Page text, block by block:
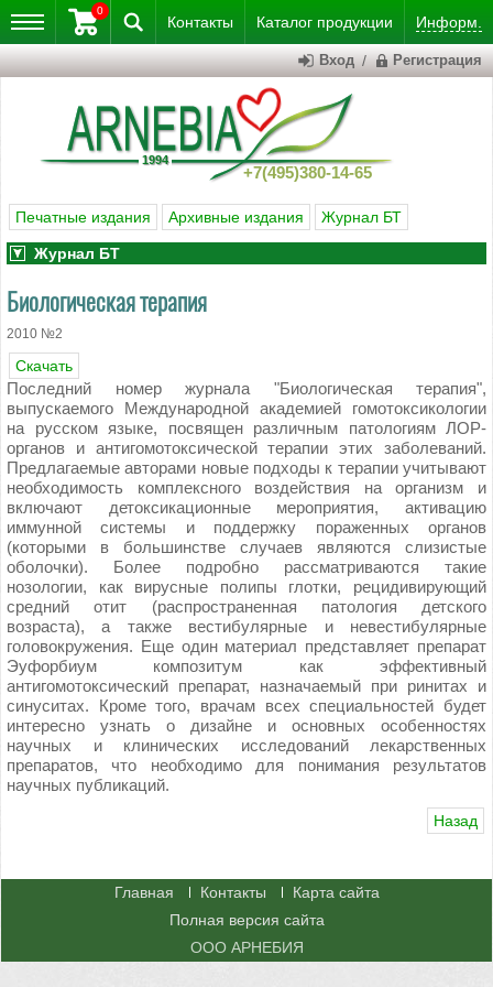
Контакты Каталог продукции Информ.
+7(495)380-14-65
0
Вход / Регистрация
Печатные издания Архивные издания Журнал БТ
Журнал БТ
Биологическая терапия
2010 №2
Скачать
Последний номер журнала "Биологическая терапия",
выпускаемого Международной академией гомотоксикологии
на русском языке, посвящен различным патологиям ЛОР-
органов и антигомотоксической терапии этих заболеваний.
Предлагаемые авторами новые подходы к терапии учитывают
необходимость комплексного воздействия на организм и
включают детоксикационные мероприятия, активацию
иммунной системы и поддержку пораженных органов
(которыми в большинстве случаев являются слизистые
оболочки). Более подробно рассматриваются такие
нозологии, как вирусные полипы глотки, рецидивирующий
средний отит (распространенная патология детского
возраста), а также вестибулярные и невестибулярные
головокружения. Еще один материал представляет препарат
Эуфорбиум композитум как эффективный
антигомотоксический препарат, назначаемый при ринитах и
синуситах. Кроме того, врачам всех специальностей будет
интересно узнать о дизайне и основных особенностях
научных и клинических исследований лекарственных
препаратов, что необходимо для понимания результатов
научных публикаций.
Назад
Главная Контакты
Карта сайта
Полная версия сайта
ООО АРНЕБИЯ